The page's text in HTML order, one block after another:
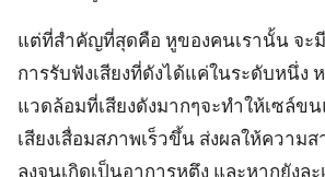
แต่ที่สำคัญที่สุดคือ หูของคนเรานั้น จะ
การรับฟังเสียงที่ดังได้แค่ในระดับหนึ่ง
แวดล้อมที่เสียงดังมากๆจะทำให้เซล์ข
เสียงเสื่อมสภาพเร็วขึ้น ส่งผลให้ความ
ลงจนเกิดเป็นอาการหูตึง และหากยังล